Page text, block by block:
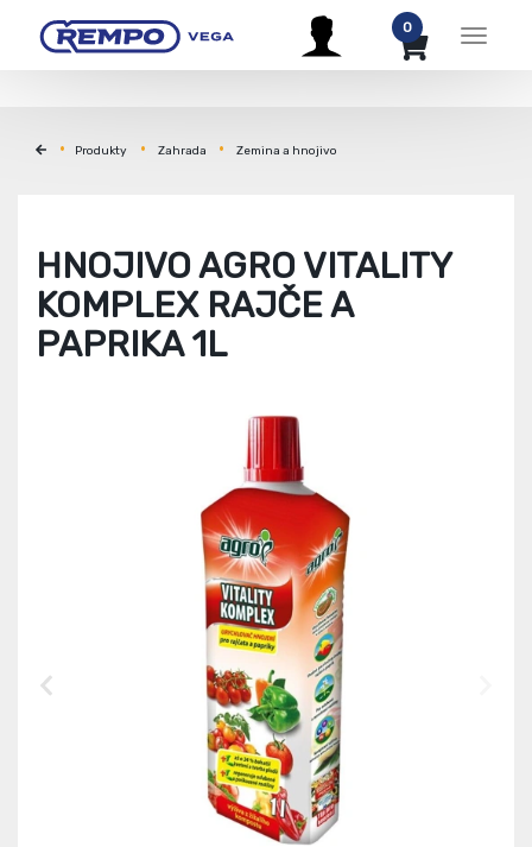
Menu
0
Produkty Zahrada Zemina a hnojivo
HNOJIVO AGRO VITALITY
KOMPLEX RAJČE A
PAPRIKA 1L